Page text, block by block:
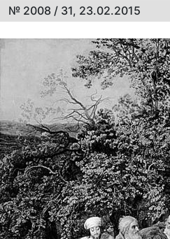
№ 2008 / 31, 23.02.2015